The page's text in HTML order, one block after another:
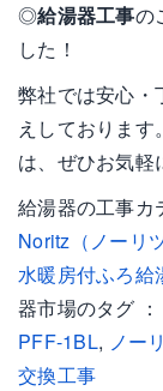
◎給湯器工事の
した！
弊社では安心・
えしておりま
は、ぜひお気軽
給湯器の工事カ
Noritz（ノーリツ
水暖房付ふろ給
器市場のタグ ：
PFF-1BL, ノー
交換工事